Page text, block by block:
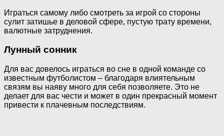
Играться самому либо смотреть за игрой со стороны
сулит затишье в деловой сфере, пустую трату времени,
валютные затруднения.
Лунный сонник
Для вас довелось играться во сне в одной команде со
известным футболистом – благодаря влиятельным
связям вы наяву много для себя позволяете. Это не
делает для вас чести и может в один прекрасный момент
привести к плачевным последствиям.